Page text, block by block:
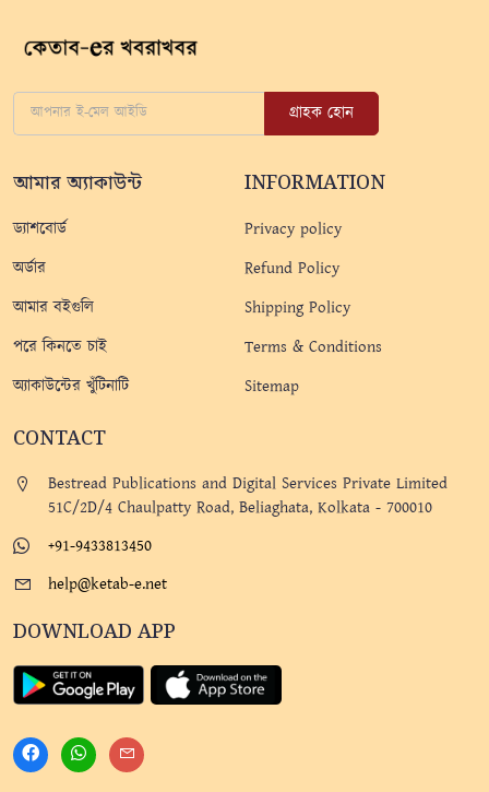
গ্রাহক হোন
আমার অ্যাকাউন্ট
ড্যাশবোর্ড
অর্ডার
আমার বইগুলি
পরে কিনতে চাই
অ্যাকাউন্টের খুঁটিনাটি
INFORMATION
Privacy policy
Refund Policy
Shipping Policy
Terms & Conditions
Sitemap
CONTACT
Bestread Publications and Digital Services Private Limited
51C/2D/4 Chaulpatty Road, Beliaghata, Kolkata - 700010
+91-9433813450
help@ketab-e.net
DOWNLOAD APP